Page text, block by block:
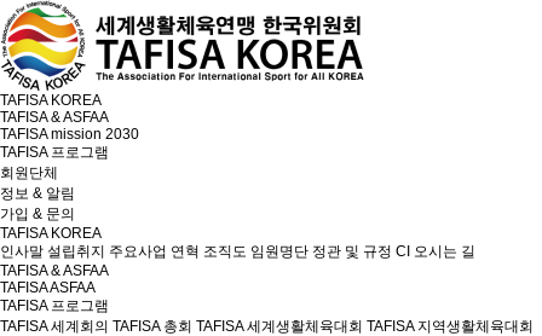
TAFISA KOREA
TAFISA & ASFAA
TAFISA mission 2030
TAFISA 프로그램
회원단체
정보 & 알림
가입 & 문의
TAFISA KOREA
인사말 설립취지 주요사업 연혁 조직도 임원명단 정관 및 규정 CI 오시는 길
TAFISA & ASFAA
TAFISAASFAA
TAFISA 프로그램
TAFISA 세계회의 TAFISA 총회 TAFISA 세계생활체육대회 TAFISA 지역생활체육대회